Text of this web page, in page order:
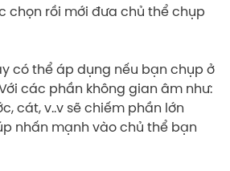
chọn rồi mới đưa chủ thể chụp
có thể áp dụng nếu bạn chụp ở
các phần không gian âm như:
cát, v..v sẽ chiếm phần lớn
nhấn mạnh vào chủ thể bạn